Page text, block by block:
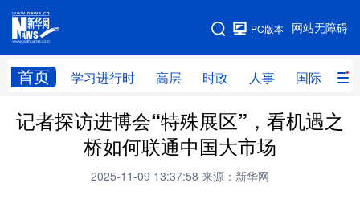
网站无障碍
PC版本
首页 学习进行时 高层 时政 人事 国际 财
网站地图
学习进行时 高层 时政 人事
财经 网评
记者探访进博会“特殊展区”，看机遇之
桥如何联通中国大市场
2025-11-09 13:37:58 来源：新华网